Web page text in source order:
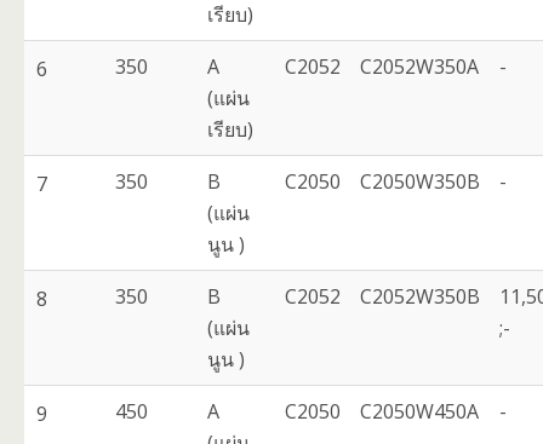
เรียบ)
6 350
A
(แผ่น
เรียบ)
C2052 C2052W350A -
7 350
B
(แผ่น
นูน )
C2050 C2050W350B -
8 350
B
(แผ่น
นูน )
C2052 C2052W350B
;-
9 450
A
C2050 C2050W450A -